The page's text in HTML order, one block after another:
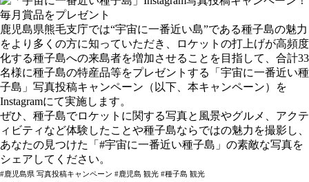
鹿児島県熊毛支庁では“宇宙に一番近い島”である種子島の魅力
をより多くの方に知っていただき、ロケットの打上げが高頻度
化する種子島への来島者を増加させることを目指して、合計33
名様に種子島の特産品等をプレゼントする「宇宙に一番近い種
子島」写真投稿キャンペーン（以下、本キャンペーン）を
Instagramにて実施します。
ぜひ、種子島でロケットに関する写真と風景やグルメ、アクテ
ィビティなど体験したことや種子島ならではの魅力を撮影し、
あなたの見つけた「#宇宙に一番近い種子島」の素敵な写真を
シェアしてください。
#鹿児島県 写真投稿キャンペーン #鹿児島 観光 #種子島 観光